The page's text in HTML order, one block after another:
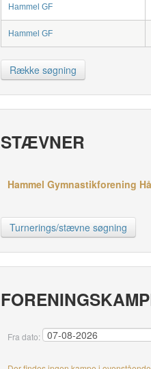
Hammel GF
Hammel GF
Række søgning
STÆVNER
Hammel Gymnastikforening
Turnerings/stævne søgning
Fra dato: